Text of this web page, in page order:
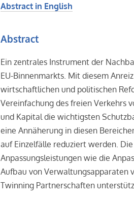
Abstract in English
Abstract
Ein zentrales Instrument der
EU-Binnenmarkts. Mit diesem
wirtschaftlichen und politischen
Vereinfachung des freien Verkehrs
und Kapital die wichtigsten
eine Annäherung in diesen
auf Einzelfälle reduziert werden.
Anpassungsleistungen wie die
Aufbau von Verwaltungsapparaten
Twinning Partnerschaften